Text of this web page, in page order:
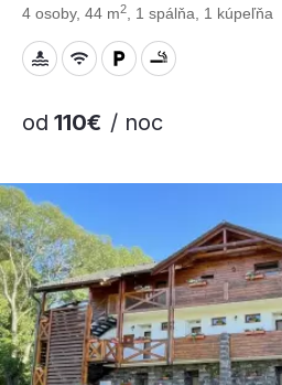
4 osoby, 44 m2 , 1 spálňa, 1 kúpeľňa
od 110€ / noc